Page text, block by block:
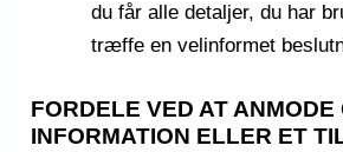
du får alle detaljer, du har
træffe en velinformet
FORDELE VED AT ANMODE
INFORMATION ELLER ET